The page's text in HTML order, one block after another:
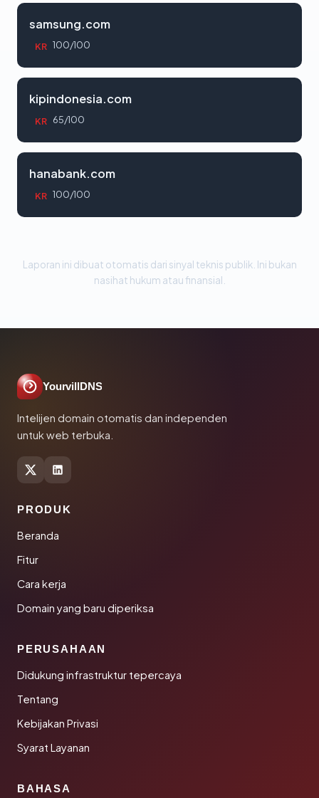
samsung.com
KR 100/100
kipindonesia.com
KR 65/100
hanabank.com
KR 100/100
Laporan ini dibuat otomatis dari sinyal teknis publik. Ini bukan
nasihat hukum atau finansial.
YourvillDNS
Intelijen domain otomatis dan independen
untuk web terbuka.
PRODUK
Beranda
Fitur
Cara kerja
Domain yang baru diperiksa
PERUSAHAAN
Didukung infrastruktur tepercaya
Tentang
Kebijakan Privasi
Syarat Layanan
BAHASA